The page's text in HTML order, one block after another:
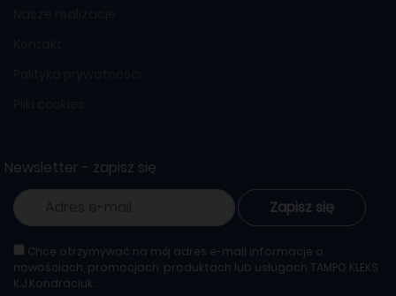
Newsletter - zapisz się
Zapisz się
Chcę otrzymywać na mój adres e-mail informacje o
nowościach, promocjach, produktach lub usługach TAMPO KLEKS
K.J.Kondraciuk.